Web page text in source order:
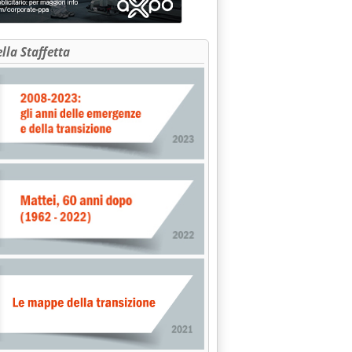
di Eni e Kogas'
Staffetta